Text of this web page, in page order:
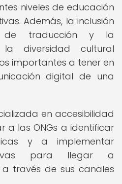
niveles de educación
Además, la inclusión
de traducción y la
diversidad cultural
importantes a tener en
digital de una
en accesibilidad
a las ONGs a identificar
y a implementar
para llegar a
través de sus canales